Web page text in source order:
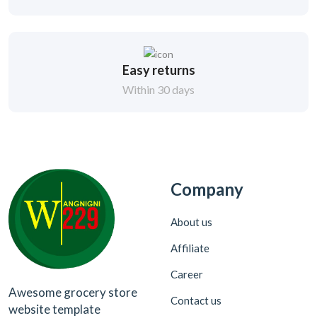
Easy returns
Within 30 days
Awesome grocery store
website template
Company
About us
Affiliate
Career
Contact us